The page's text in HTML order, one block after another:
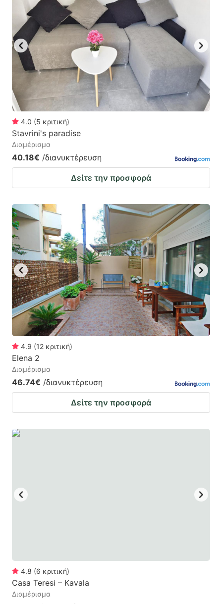
4.0 (5 κριτική)
Stavrini's paradise
Διαμέρισμα
40.18€ /διανυκτέρευση
Δείτε την προσφορά
4.9 (12 κριτική)
Elena 2
Διαμέρισμα
46.74€ /διανυκτέρευση
Δείτε την προσφορά
4.8 (6 κριτική)
Casa Teresi – Kavala
Διαμέρισμα